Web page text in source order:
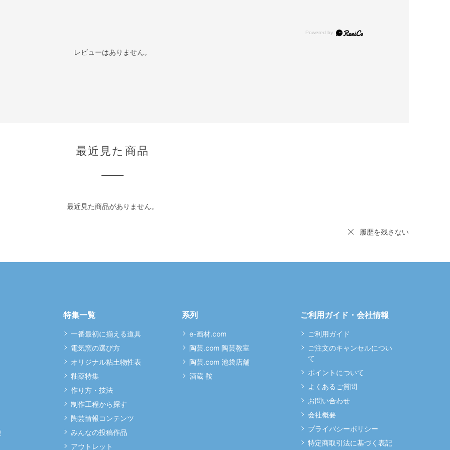
レビューはありません。
最近見た商品
最近見た商品がありません。
履歴を残さない
特集一覧
一番最初に揃える道具
電気窯の選び方
オリジナル粘土物性表
釉薬特集
作り方・技法
制作工程から探す
陶芸情報コンテンツ
みんなの投稿作品
アウトレット
系列
e-画材.com
陶芸.com 陶芸教室
陶芸.com 池袋店舗
酒蔵 鞍
ご利用ガイド・会社情報
ご利用ガイド
ご注文のキャンセルについ
て
ポイントについて
よくあるご質問
お問い合わせ
会社概要
プライバシーポリシー
特定商取引法に基づく表記